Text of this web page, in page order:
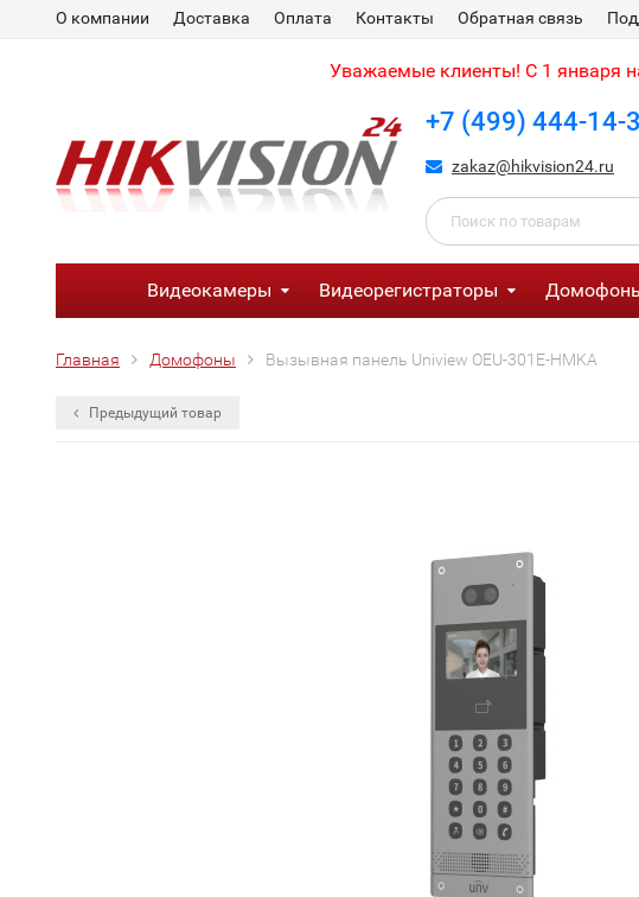
О компании Доставка Оплата Контакты Обратная связь
Уважаемые клиенты! С 1 января
+7 (499) 444-14-
zakaz@hikvision24.ru
Видеокамеры Видеорегистраторы
Главная Домофоны Вызывная панель Uniview OEU-301E-HMKA
Предыдущий товар